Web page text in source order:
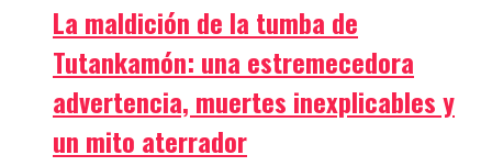
La maldición de la tumba de
Tutankamón: una estremecedora
advertencia, muertes inexplicables y
un mito aterrador